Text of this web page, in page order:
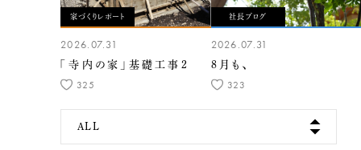
家づくりレポート
2026.07.31
「寺内の家」基礎工事2
325
社長ブログ
2026.07.31
8月も、
323
ALL